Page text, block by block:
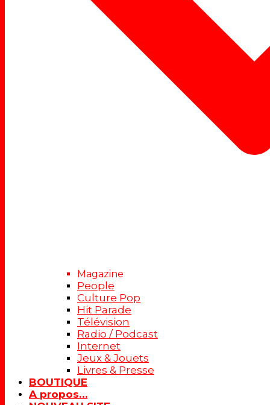
Magazine
People
Culture Pop
Hit Parade
Télévision
Radio / Podcast
Internet
Jeux & Jouets
Livres & Presse
BOUTIQUE
A propos…